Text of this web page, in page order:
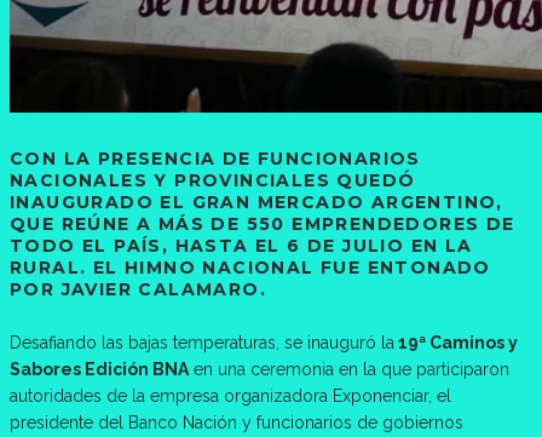
CON LA PRESENCIA DE FUNCIONARIOS
NACIONALES Y PROVINCIALES QUEDÓ
INAUGURADO EL GRAN MERCADO ARGENTINO,
QUE REÚNE A MÁS DE 550 EMPRENDEDORES DE
TODO EL PAÍS, HASTA EL 6 DE JULIO EN LA
RURAL. EL HIMNO NACIONAL FUE ENTONADO
POR JAVIER CALAMARO.
Desafiando las bajas temperaturas, se inauguró la 19ª Caminos y
Sabores Edición BNA en una ceremonia en la que participaron
autoridades de la empresa organizadora Exponenciar, el
presidente del Banco Nación y funcionarios de gobiernos